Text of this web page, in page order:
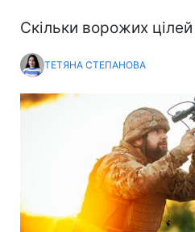
Скільки ворожих
ТЕТЯНА СТЕПАНОВА